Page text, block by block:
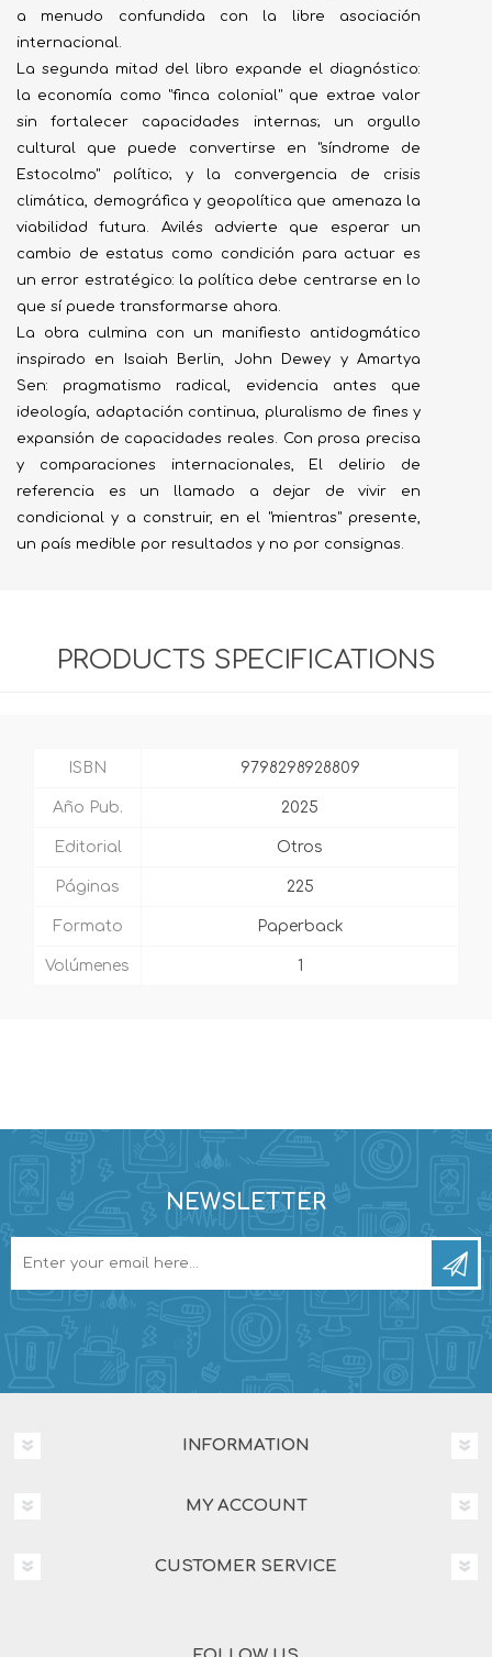
a menudo confundida con la libre asociación
internacional.
La segunda mitad del libro expande el diagnóstico:
la economía como "finca colonial" que extrae valor
sin fortalecer capacidades internas; un orgullo
cultural que puede convertirse en "síndrome de
Estocolmo" político; y la convergencia de crisis
climática, demográfica y geopolítica que amenaza la
viabilidad futura. Avilés advierte que esperar un
cambio de estatus como condición para actuar es
un error estratégico: la política debe centrarse en lo
que sí puede transformarse ahora.
La obra culmina con un manifiesto antidogmático
inspirado en Isaiah Berlin, John Dewey y Amartya
Sen: pragmatismo radical, evidencia antes que
ideología, adaptación continua, pluralismo de fines y
expansión de capacidades reales. Con prosa precisa
y comparaciones internacionales, El delirio de
referencia es un llamado a dejar de vivir en
condicional y a construir, en el "mientras" presente,
un país medible por resultados y no por consignas.
PRODUCTS SPECIFICATIONS
ISBN 9798298928809
Año Pub. 2025
Editorial Otros
Páginas 225
Formato Paperback
Volúmenes 1
NEWSLETTER
INFORMATION
MY ACCOUNT
CUSTOMER SERVICE